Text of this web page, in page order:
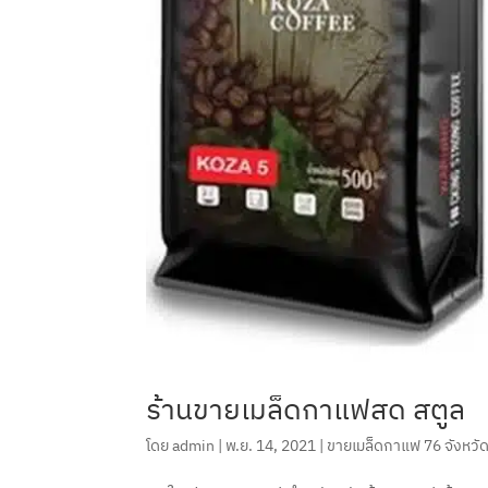
ร้านขายเมล็ดกาแฟสด สตูล
โดยadmin | พ.ย. 14, 2021 | ขายเมล็ดกาแฟ 76 จังหวั